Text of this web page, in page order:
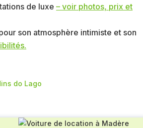
de luxe – voir photos, prix et
son atmosphère intimiste et son
do Lago